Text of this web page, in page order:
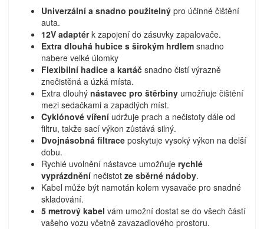
Univerzální a snadno použitelný pro účinné čištění
auta.
12V adaptérk zapojení do zásuvky zapalovače.
Extra dlouhá hubice s širokým hrdlem snadno
nabere velké úlomky
Flexibilní hadice a kartáč snadno čistí výrazně
znečistěná a úzká místa.
Extra dlouhý nástavec pro štěrbiny umožňuje čištění
mezi sedačkami a zapadlých míst.
Cyklónové víření udržuje prach a nečistoty dále od
filtru, takže sací výkon zůstává silný.
Dvojnásobná filtrace poskytuje vysoký výkon na delší
dobu.
Rychlé uvolnění nástavce umožňuje rychlé
vyprázdnění nečistot ze sběrné nádoby.
Kabel může být namotán kolem vysavače pro snadné
skladování.
5 metrový kabel vám umožní dostat se do všech částí
vašeho vozu včetně zavazadlového prostoru.